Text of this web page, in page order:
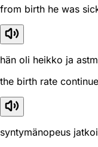
from birth he was
hän oli heikko ja
the birth rate
syntymänopeus